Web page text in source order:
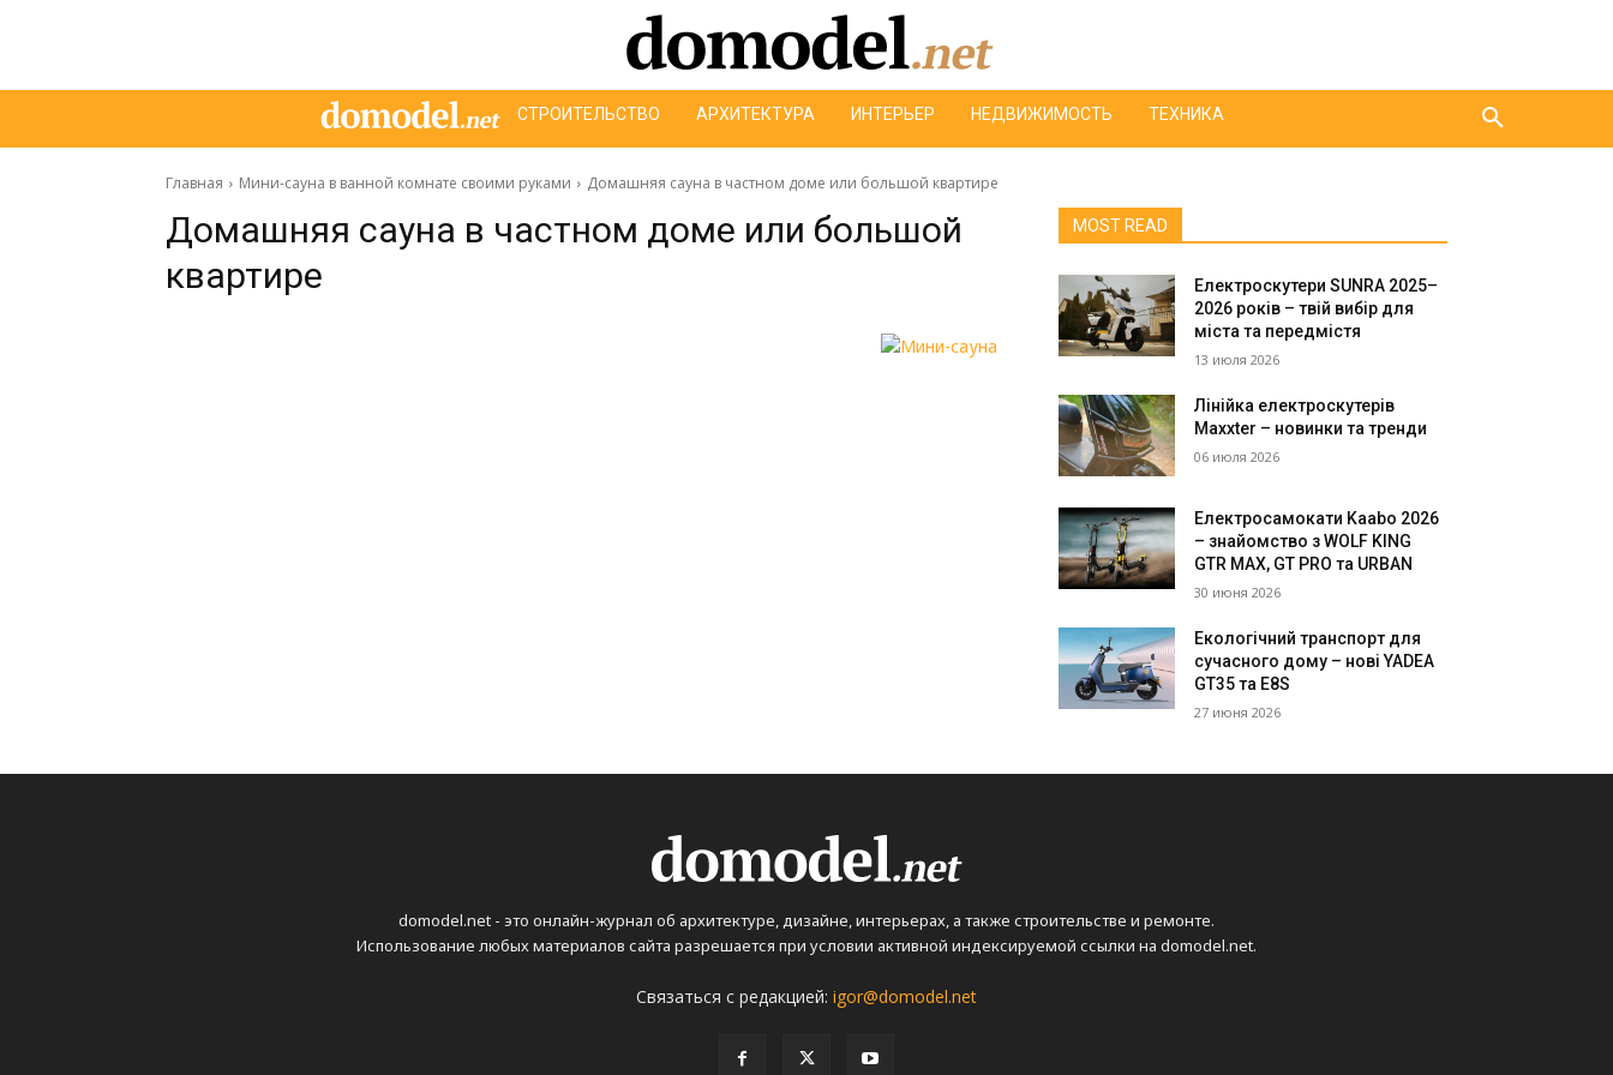
СТРОИТЕЛЬСТВО АРХИТЕКТУРА ИНТЕРЬЕР НЕДВИЖИМОСТЬ ТЕХНИКА
Главная Мини-сауна в ванной комнате своими руками Домашняя сауна в частном доме или большой квартире
Домашняя сауна в частном доме или большой
квартире
MOST READ
Електроскутери SUNRA 2025–
2026 років – твій вибір для
міста та передмістя
13 июля 2026
Лінійка електроскутерів
Maxxter – новинки та тренди
06 июля 2026
Електросамокати Kaabo 2026
– знайомство з WOLF KING
GTR MAX, GT PRO та URBAN
30 июня 2026
Екологічний транспорт для
сучасного дому – нові YADEA
GT35 та E8S
27 июня 2026
domodel.net - это онлайн-журнал об архитектуре, дизайне, интерьерах, а также строительстве и ремонте.
Использование любых материалов сайта разрешается при условии активной индексируемой ссылки на domodel.net.
Связаться с редакцией: igor@domodel.net